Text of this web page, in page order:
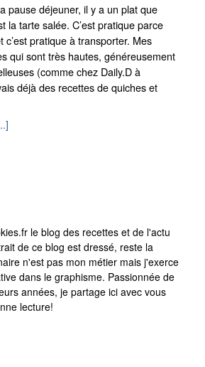
pause déjeuner, il y a un plat que
la tarte salée. C’est pratique parce
c’est pratique à transporter. Mes
qui sont très hautes, généreusement
(comme chez Daily.D à
déjà des recettes de quiches et
le blog des recettes et de l'actu
de ce blog est dressé, reste la
n'est pas mon métier mais j'exerce
dans le graphisme. Passionnée de
années, je partage ici avec vous
lecture!